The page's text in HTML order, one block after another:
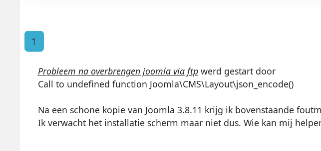
1
Probleem na overbrengen joomla via ftpwerd gestart door
Call to undefined function Joomla\CMS\Layout\json_encode()
Na een schone kopie van Joomla 3.8.11 krijg ik bovenstaande
Ik verwacht het installatie scherm maar niet dus. Wie kan mij